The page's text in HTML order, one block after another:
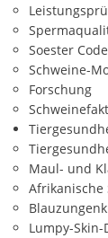
Soester Code
Schweine-
Forschung
Maul- und
Afrikanische
Lumpy-Skin-